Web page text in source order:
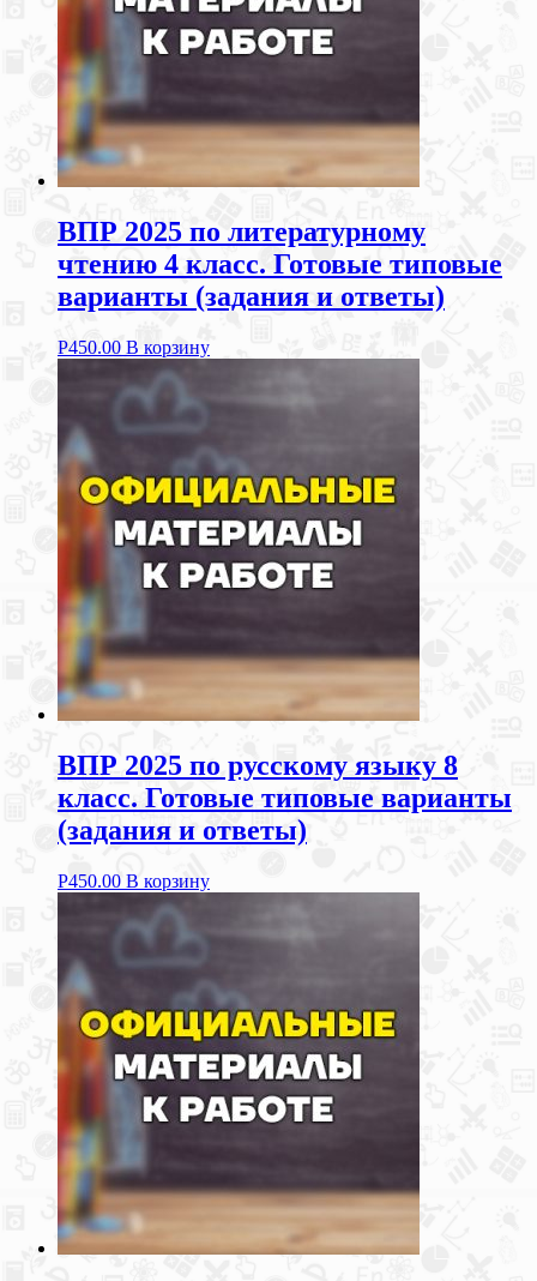
ВПР 2025 по литературному
чтению 4 класс. Готовые типовые
варианты (задания и ответы)
Р450.00 В корзину
ВПР 2025 по русскому языку 8
класс. Готовые типовые варианты
(задания и ответы)
Р450.00 В корзину